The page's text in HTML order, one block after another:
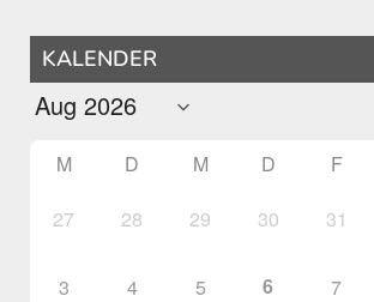
KALENDER
M D M D F
27 28 29 30 31
3 4 5 6 7